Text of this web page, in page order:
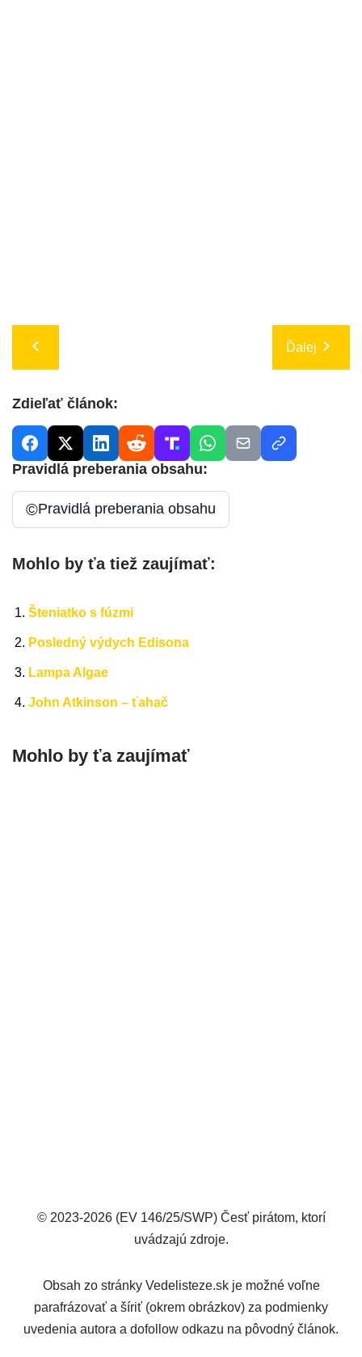
Ďalej
Zdieľať článok:
Pravidlá preberania obsahu:
©Pravidlá preberania obsahu
Mohlo by ťa tiež zaujímať:
Šteniatko s fúzmi
Posledný výdych Edisona
Lampa Algae
John Atkinson – ťahač
Mohlo by ťa zaujímať
© 2023-2026 (EV 146/25/SWP) Česť pirátom, ktorí
uvádzajú zdroje.
Obsah zo stránky Vedelisteze.sk je možné voľne
parafrázovať a šíriť (okrem obrázkov) za podmienky
uvedenia autora a dofollow odkazu na pôvodný článok.